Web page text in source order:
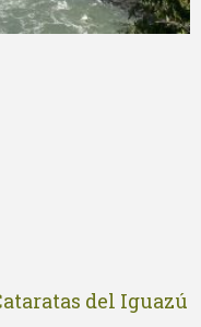
del Iguazú